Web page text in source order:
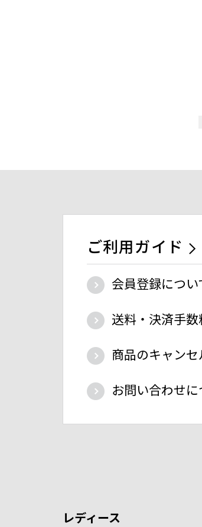
ご利用ガイド
会員登録につい
送料・決済手
商品のキャン
お問い合わせに
レディース